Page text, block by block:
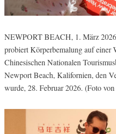
NEWPORT BEACH, 1. März
probiert Körperbemalung auf einer
Chinesischen Nationalen
Newport Beach, Kalifornien, den
wurde, 28. Februar 2026. (Foto